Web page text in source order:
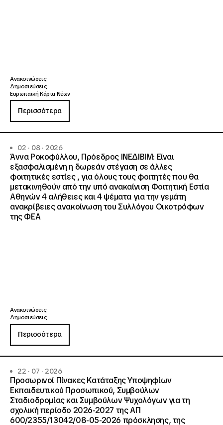
Ανακοινώσεις
Δημοσιεύσεις
Ευρωπαϊκή Κάρτα Νέων
Περισσότερα
02 · 08 · 2026
Άννα Ροκοφύλλου, Πρόεδρος ΙΝΕΔΙΒΙΜ: Είναι
εξασφαλισμένη η δωρεάν στέγαση σε άλλες
φοιτητικές εστίες , για όλους τους φοιτητές που θα
μετακινηθούν από την υπό ανακαίνιση Φοιτητική Εστία
Αθηνών 4 αλήθειες και 4 ψέματα για την γεμάτη
ανακρίβειες ανακοίνωση του Συλλόγου Οικοτρόφων
της ΦΕΑ
Ανακοινώσεις
Δημοσιεύσεις
Περισσότερα
22 · 07 · 2026
Προσωρινοί Πίνακες Κατάταξης Υποψηφίων
Εκπαιδευτικού Προσωπικού, Συμβούλων
Σταδιοδρομίας και Συμβούλων Ψυχολόγων για τη
σχολική περίοδο 2026-2027 της ΑΠ
600/2355/13042/08-05-2026 πρόσκλησης, της